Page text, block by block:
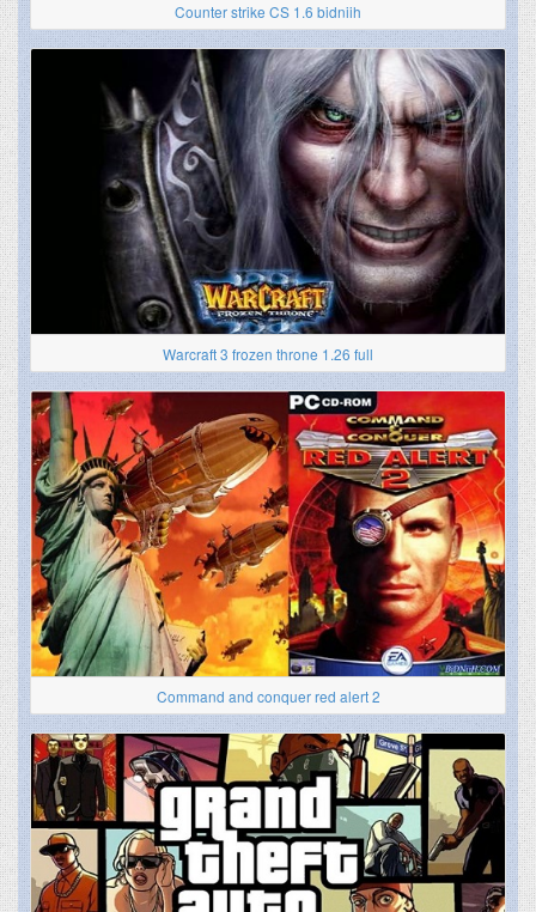
Counter strike CS 1.6 bidniih
Warcraft 3 frozen throne 1.26 full
Command and conquer red alert 2